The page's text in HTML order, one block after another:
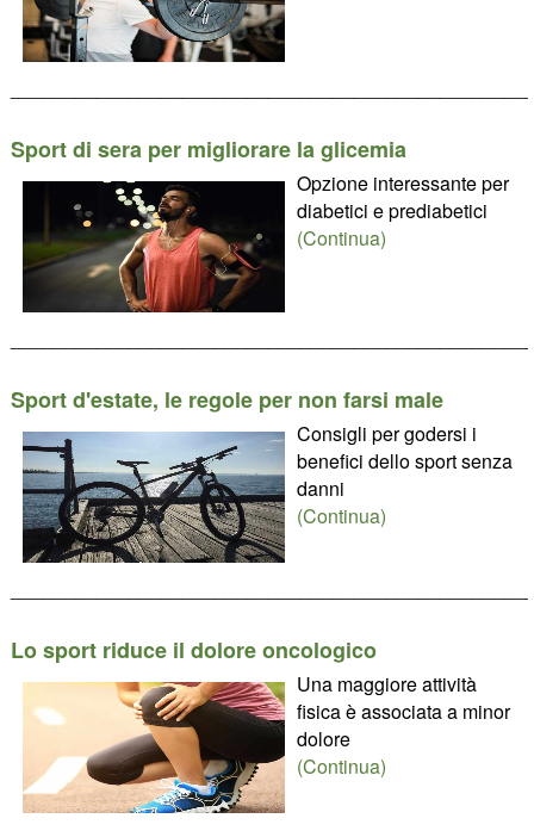
Sport di sera per migliorare la glicemia
Opzione interessante per
diabetici e prediabetici
(Continua)
Sport d'estate, le regole per non farsi male
Consigli per godersi i
benefici dello sport senza
danni
(Continua)
Lo sport riduce il dolore oncologico
Una maggiore attività
fisica è associata a minor
dolore
(Continua)